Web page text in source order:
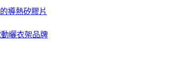
導熱矽膠片
曬衣架品牌